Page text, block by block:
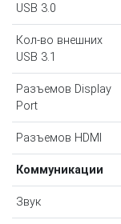
USB 3.0
Кол-во внешних
USB 3.1
Разъемов Display
Port
Разъемов HDMI
Коммуникации
Звук